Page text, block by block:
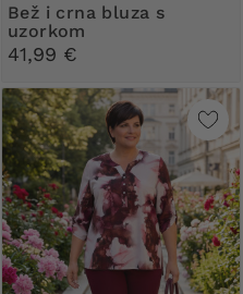
Bež i crna bluza s
uzorkom
41,99 €